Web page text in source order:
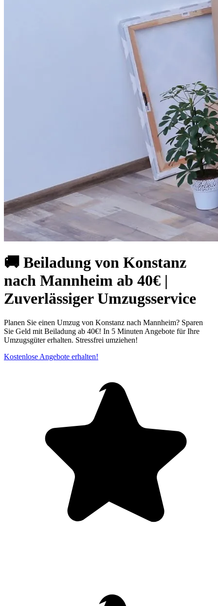
🚚 Beiladung von Konstanz
nach Mannheim ab 40€ |
Zuverlässiger Umzugsservice
Planen Sie einen Umzug von Konstanz nach Mannheim? Sparen
Sie Geld mit Beiladung ab 40€! In 5 Minuten Angebote für Ihre
Umzugsgüter erhalten. Stressfrei umziehen!
Kostenlose Angebote erhalten!